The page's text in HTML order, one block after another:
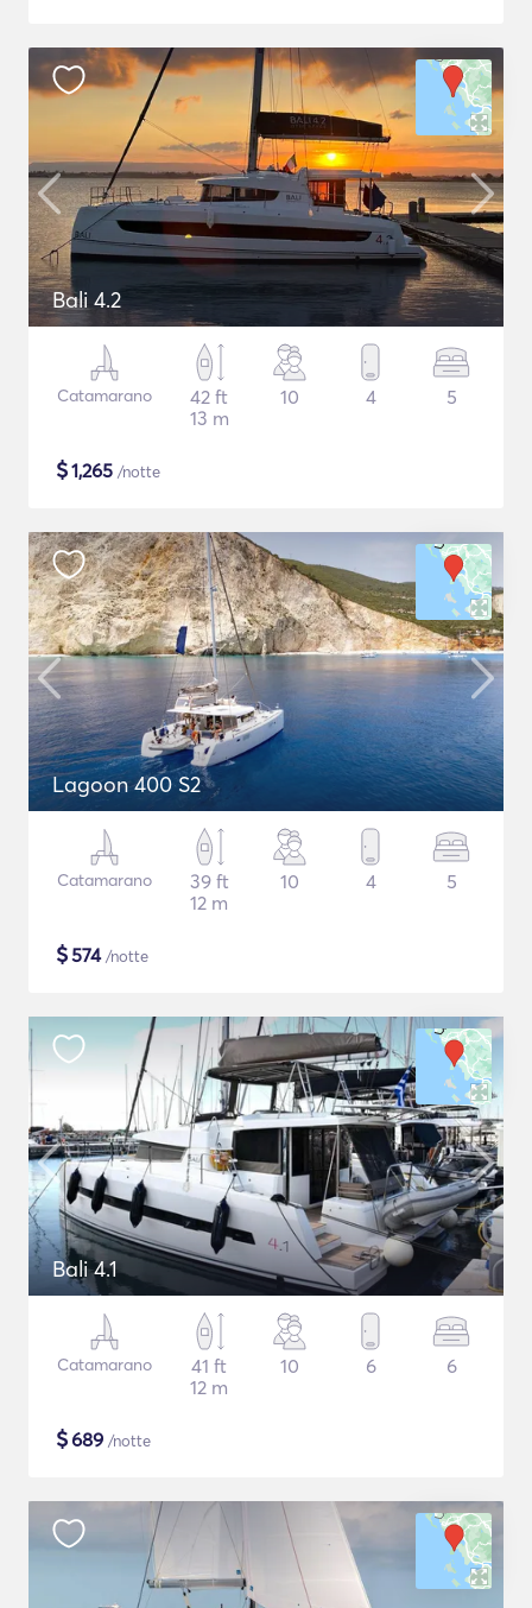
Bali 4.2
Catamarano
42 ft
13 m
10 4 5
$1,265 /notte
Lagoon 400 S2
Catamarano
39 ft
12 m
10 4 5
$574/notte
Bali 4.1
Catamarano
41 ft
12 m
10 6 6
$689 /notte